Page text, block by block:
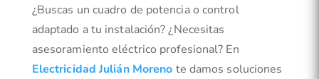
¿Buscas un cuadro de potencia o control
adaptado a tu instalación? ¿Necesitas
asesoramiento eléctrico profesional? En
Electricidad Julián Moreno te damos soluciones